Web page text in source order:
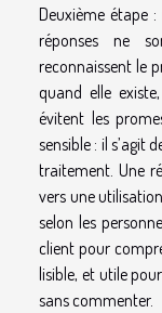
Deuxième étape
réponses ne
reconnaissent le
quand elle
évitent les
sensible : il s’agit
traitement. Une
vers une
selon les
client pour
lisible, et utile
sans commenter.